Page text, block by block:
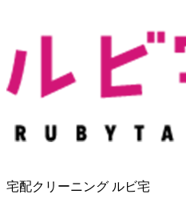
宅配クリーニング ルビ宅